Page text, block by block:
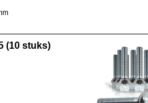
(10 stuks)